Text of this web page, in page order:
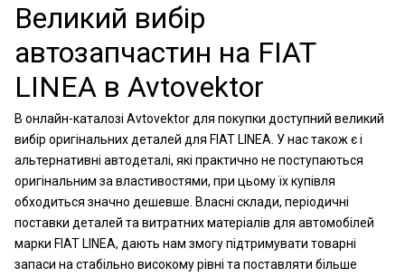
Великий вибір
автозапчастин на FIAT
LINEA в Avtovektor
В онлайн-каталозі Avtovektor для покупки доступний великий
вибір оригінальних деталей для FIAT LINEA. У нас також є і
альтернативні автодеталі, які практично не поступаються
оригінальним за властивостями, при цьому їх купівля
обходиться значно дешевше. Власні склади, періодичні
поставки деталей та витратних матеріалів для автомобілей
марки FIAT LINEA, дають нам змогу підтримувати товарні
запаси на стабільно високому рівні та поставляти більше